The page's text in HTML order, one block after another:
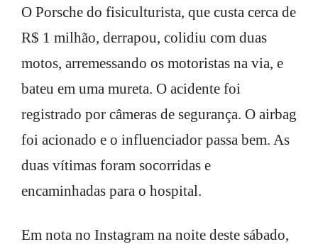
O Porsche do fisiculturista, que custa cerca de
R$ 1 milhão, derrapou, colidiu com duas
motos, arremessando os motoristas na via, e
bateu em uma mureta. O acidente foi
registrado por câmeras de segurança. O airbag
foi acionado e o influenciador passa bem. As
duas vítimas foram socorridas e
encaminhadas para o hospital.
Em nota no Instagram na noite deste sábado,